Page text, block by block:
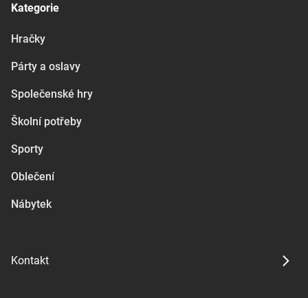
Kategorie
Hračky
Párty a oslavy
Společenské hry
Školní potřeby
Sporty
Oblečení
Nábytek
Kontakt